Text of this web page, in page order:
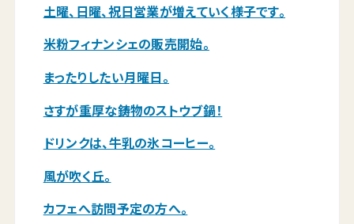
土曜、日曜、祝日営業が増えていく様子です。
米粉フィナンシェの販売開始。
まったりしたい月曜日。
さすが重厚な鋳物のストウブ鍋！
ドリンクは、牛乳の氷コーヒー。
風が吹く丘。
カフェへ訪問予定の方へ。